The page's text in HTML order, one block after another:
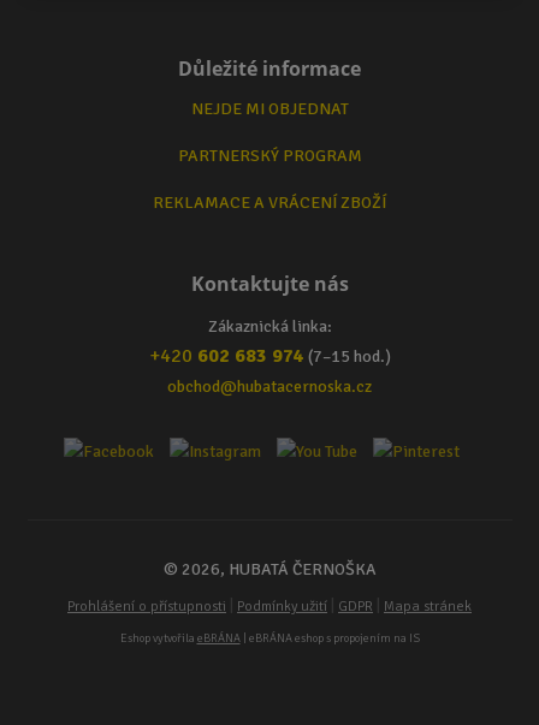
Důležité informace
NEJDE MI OBJEDNAT
PARTNERSKÝ PROGRAM
REKLAMACE A VRÁCENÍ ZBOŽÍ
Kontaktujte nás
Zákaznická linka:
+420 602 683 974 (7–15 hod.)
obchod@hubatacernoska.cz
© 2026, HUBATÁ ČERNOŠKA
Prohlášení o přístupnosti Podmínky užití GDPR Mapa stránek
Eshop vytvořila eBRÁNA| eBRÁNA eshop s propojením na IS